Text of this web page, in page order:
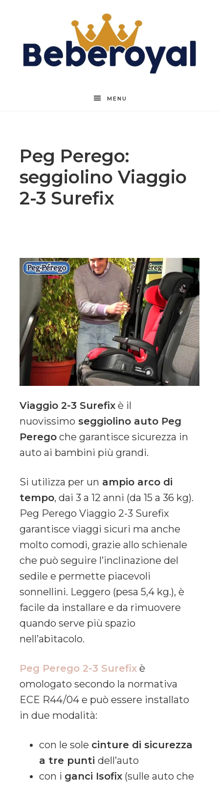
Beberoyal
MENU
Peg Perego:
seggiolino Viaggio
2-3 Surefix
Viaggio 2-3 Surefix è il
nuovissimo seggiolino auto Peg
Perego che garantisce sicurezza in
auto ai bambini più grandi.
Si utilizza per un ampio arco di
tempo, dai 3 a 12 anni (da 15 a 36 kg).
Peg Perego Viaggio 2-3 Surefix
garantisce viaggi sicuri ma anche
molto comodi, grazie allo schienale
che può seguire l’inclinazione del
sedile e permette piacevoli
sonnellini. Leggero (pesa 5,4 kg.), è
facile da installare e da rimuovere
quando serve più spazio
nell’abitacolo.
Peg Perego 2-3 Surefix è
omologato secondo la normativa
ECE R44/04 e può essere installato
in due modalità:
con le sole cinture di sicurezza
a tre punti dell’auto
con i ganci Isofix (sulle auto che